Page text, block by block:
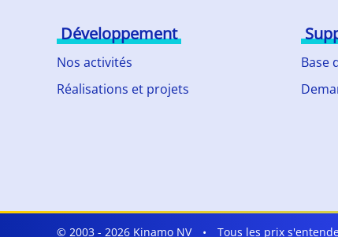
Développement
Nos activités
Réalisations et projets
Base
© 2003 - 2026 Kinamo NV • Tous les prix